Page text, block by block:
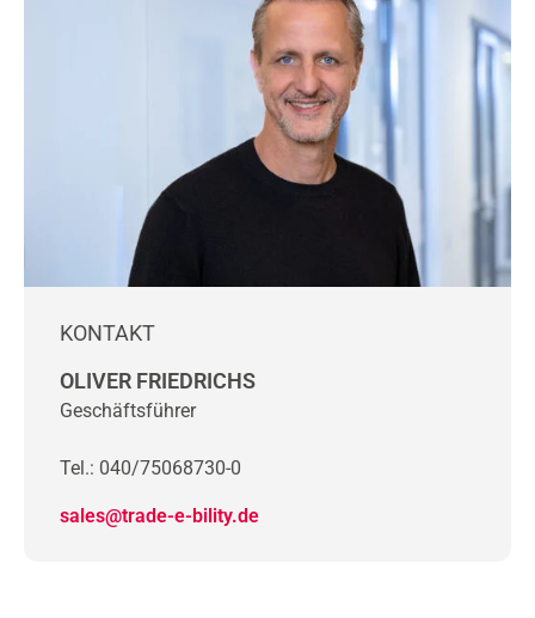
KONTAKT
OLIVER FRIEDRICHS
Geschäftsführer
Tel.: 040/75068730-0
sales@trade-e-bility.de